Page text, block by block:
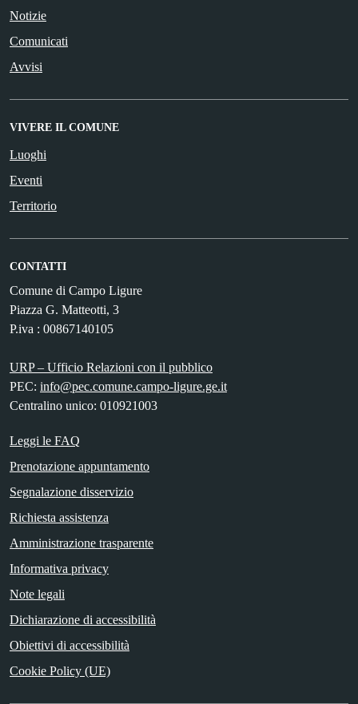
Notizie
Comunicati
Avvisi
VIVERE IL COMUNE
Luoghi
Eventi
Territorio
CONTATTI
Comune di Campo Ligure
Piazza G. Matteotti, 3
P.iva : 00867140105
URP – Ufficio Relazioni con il pubblico
PEC: info@pec.comune.campo-ligure.ge.it
Centralino unico: 010921003
Leggi le FAQ
Prenotazione appuntamento
Segnalazione disservizio
Richiesta assistenza
Amministrazione trasparente
Informativa privacy
Note legali
Dichiarazione di accessibilità
Obiettivi di accessibilità
Cookie Policy (UE)